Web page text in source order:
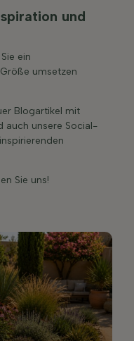
und
ein
umsetzen
Blogartikel mit
auch unsere Social-
Sie uns!